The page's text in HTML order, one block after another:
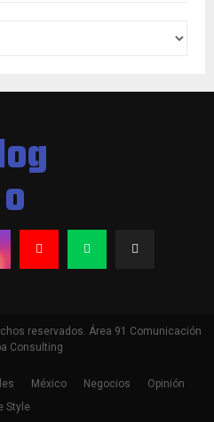
reservados. Área 91 Comunicación
Consulting
México Negocios
Opinión
Style